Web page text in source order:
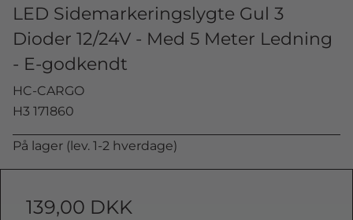
LED Sidemarkeringslygte Gul 3
Dioder 12/24V - Med 5 Meter Ledning
- E-godkendt
HC-CARGO
H3 171860
På lager (lev. 1-2 hverdage)
139,00 DKK